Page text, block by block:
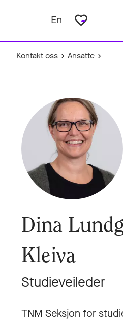
En favorite_border
Kontakt oss Ansatte
Dina
Kleiva
Studieveileder
TNM Seksjon for